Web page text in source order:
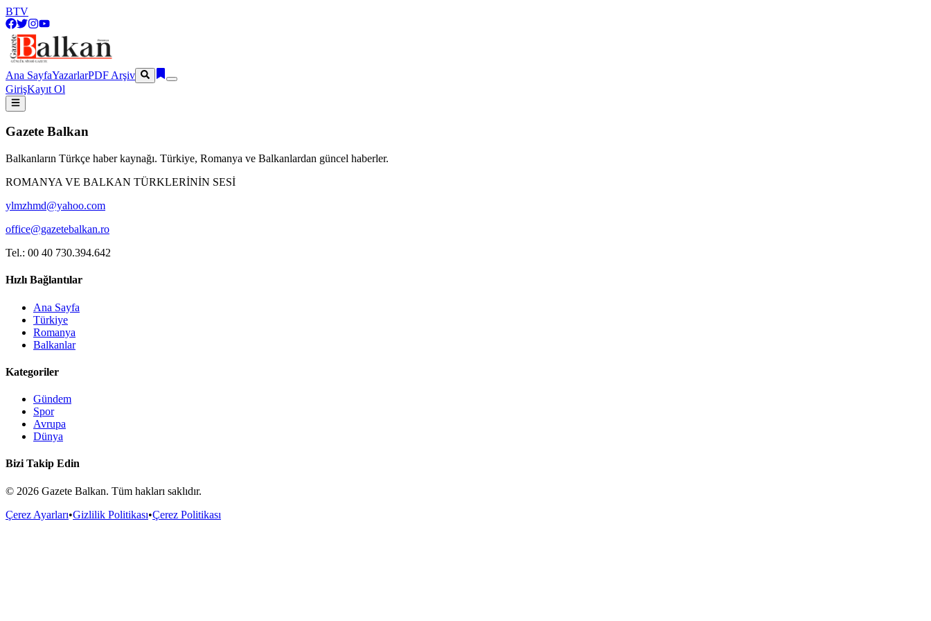
BTV
Ana SayfaYazarlarPDF Arşiv
GirişKayıt Ol
Gazete Balkan
Balkanların Türkçe haber kaynağı. Türkiye, Romanya ve Balkanlardan güncel haberler.
ROMANYA VE BALKAN TÜRKLERİNİN SESİ
ylmzhmd@yahoo.com
office@gazetebalkan.ro
Tel.: 00 40 730.394.642
Hızlı Bağlantılar
Ana Sayfa
Türkiye
Romanya
Balkanlar
Kategoriler
Gündem
Spor
Avrupa
Dünya
Bizi Takip Edin
© 2026 Gazete Balkan. Tüm hakları saklıdır.
Çerez Ayarları•Gizlilik Politikası•Çerez Politikası